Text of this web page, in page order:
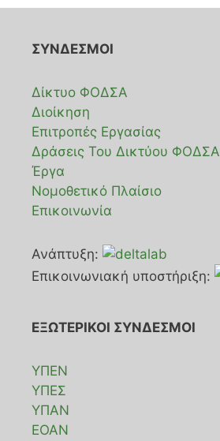
ΣΥΝΔΕΣΜΟΙ
Δίκτυο ΦΟΔΣΑ
Διοίκηση
Επιτροπές Εργασίας
Δράσεις Του Δικτύου ΦΟΔΣΑ
Έργα
Νομοθετικό Πλαίσιο
Επικοινωνία
Ανάπτυξη:
Επικοινωνιακή υποστήριξη:
ΕΞΩΤΕΡΙΚΟΙ ΣΥΝΔΕΣΜΟΙ
ΥΠΕΝ
ΥΠΕΣ
ΥΠΑΝ
ΕΟΑΝ